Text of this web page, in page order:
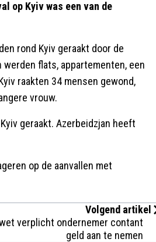
op Kyiv was een van de
rond Kyiv geraakt door de
flats, appartementen, een
raakten 34 mensen gewond,
vrouw.
geraakt. Azerbeidzjan heeft
op de aanvallen met
Volgend artikel
verplicht ondernemer contant
geld aan te nemen